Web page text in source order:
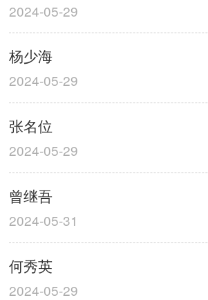
2024-05-29
杨少海
2024-05-29
张名位
2024-05-29
曾继吾
2024-05-31
何秀英
2024-05-29